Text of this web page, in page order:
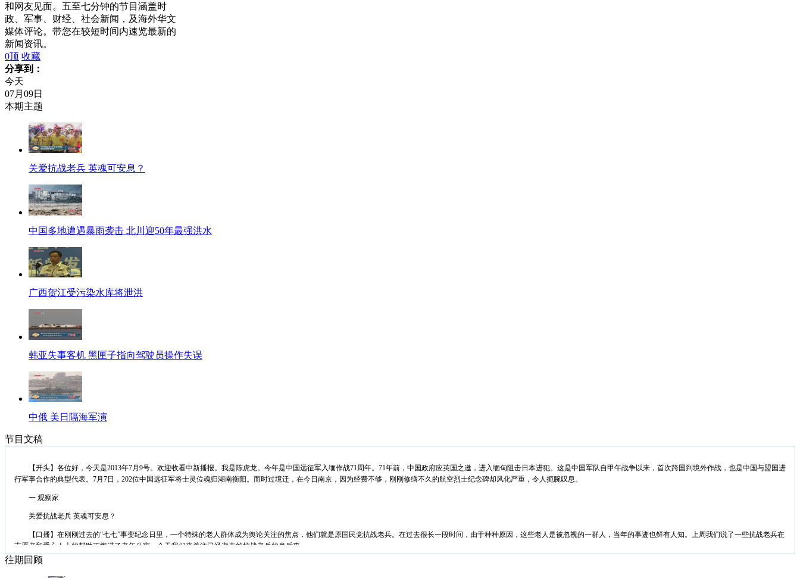
和网友见面。五至七分钟的节目涵盖时
政、军事、财经、社会新闻，及海外华文
媒体评论。带您在较短时间内速览最新的
新闻资讯。
0顶 收藏
分享到：
今天
07月09日
本期主题
关爱抗战老兵 英魂可安息？
中国多地遭遇暴雨袭击 北川迎50年最强洪水
广西贺江受污染水库将泄洪
韩亚失事客机 黑匣子指向驾驶员操作失误
中俄 美日隔海军演
节目文稿
【开头】各位好，今天是2013年7月9号。欢迎收看中新播报。我是陈虎龙。今年是中国远征军入缅作战71周年。71年前，中国政府应英国之邀，进入缅甸阻击日本进犯。这是中国军队自甲午战争以来，首次跨国到境外作战，也是中国与盟国进
行军事合作的典型代表。7月7日，202位中国远征军将士灵位魂归湖南衡阳。而时过境迁，在今日南京，因为经费不够，刚刚修缮不久的航空烈士纪念碑却风化严重，令人扼腕叹息。
一 观察家
关爱抗战老兵 英魂可安息？
【口播】在刚刚过去的“七七”事变纪念日里，一个特殊的老人群体成为舆论关注的焦点，他们就是原国民党抗战老兵。在过去很长一段时间，由于种种原因，这些老人是被忽视的一群人，当年的事迹也鲜有人知。上周我们说了一些抗战老兵在
志愿者和爱心人士的帮助下搬进了老年公寓，今天我们来关注已经逝去的抗战老兵的身后事。
标题：南京航空烈士纪念馆 烈士墓碑受损严重
往期回顾